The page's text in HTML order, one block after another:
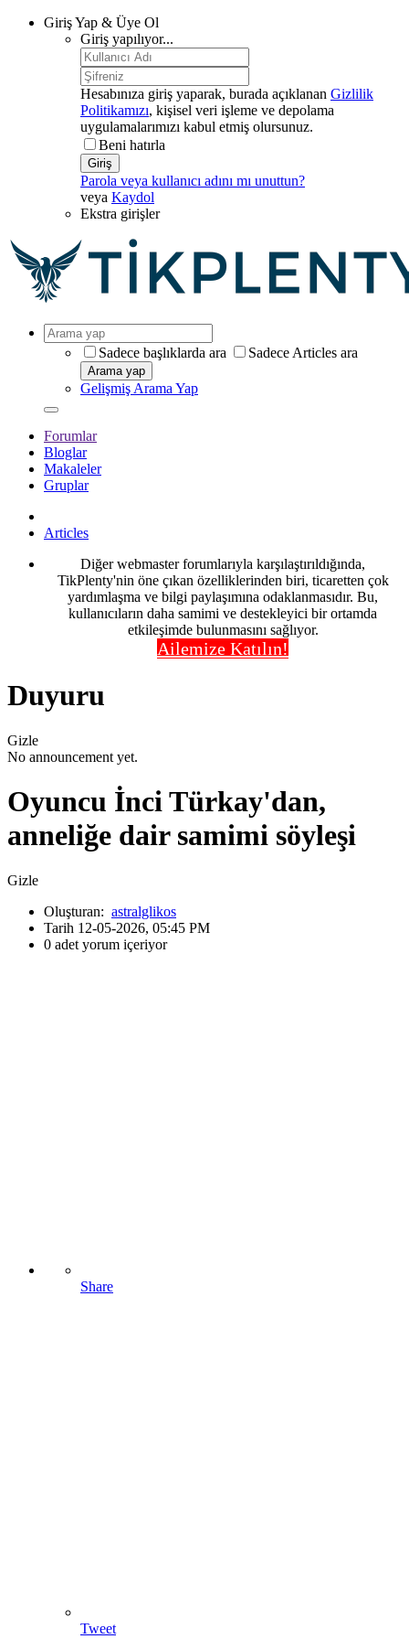
Giriş Yap & Üye Ol
Giriş yapılıyor...
Hesabınıza giriş yaparak, burada açıklanan Gizlilik
Politikamızı, kişisel veri işleme ve depolama
uygulamalarımızı kabul etmiş olursunuz.
Beni hatırla
Giriş
Parola veya kullanıcı adını mı unuttun?
veya Kaydol
Ekstra girişler
Sadece başlıklarda ara Sadece Articles ara
Arama yap
Gelişmiş Arama Yap
Forumlar
Bloglar
Makaleler
Gruplar
Articles
Diğer webmaster forumlarıyla karşılaştırıldığında,
TikPlenty'nin öne çıkan özelliklerinden biri, ticaretten çok
yardımlaşma ve bilgi paylaşımına odaklanmasıdır. Bu,
kullanıcıların daha samimi ve destekleyici bir ortamda
etkileşimde bulunmasını sağlıyor.
Ailemize Katılın!
Duyuru
Gizle
No announcement yet.
Oyuncu İnci Türkay'dan,
anneliğe dair samimi söyleşi
Gizle
Oluşturan: astralglikos
Tarih 12-05-2026, 05:45 PM
0 adet yorum içeriyor
Share
Tweet